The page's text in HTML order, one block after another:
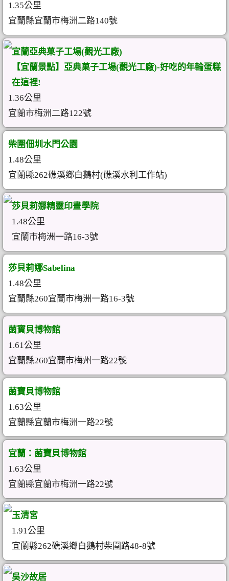
1.35公里
宜蘭縣宜蘭市梅洲二路140號
宜蘭亞典菓子工場(觀光工廠)
【宜蘭景點】亞典菓子工場(觀光工廠)-好吃的年輪蛋糕
在這裡!
1.36公里
宜蘭市梅洲二路122號
柴圍佃圳水門公園
1.48公里
宜蘭縣262礁溪鄉白鵝村(礁溪水利工作站)
莎貝莉娜精靈印畫學院
1.48公里
宜蘭市梅洲一路16-3號
莎貝莉娜Sabelina
1.48公里
宜蘭縣260宜蘭市梅洲一路16-3號
菌寶貝博物館
1.61公里
宜蘭縣260宜蘭市梅州一路22號
菌寶貝博物館
1.63公里
宜蘭縣宜蘭市梅洲一路22號
宜蘭：菌寶貝博物館
1.63公里
宜蘭縣宜蘭市梅洲一路22號
玉清宮
1.91公里
宜蘭縣262礁溪鄉白鵝村柴圍路48-8號
吳沙故居